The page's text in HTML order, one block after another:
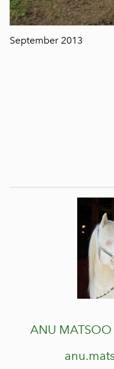
September 2013
ANU MATSOO